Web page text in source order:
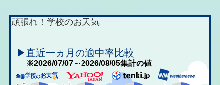
頑張れ！学校のお天気
▶直近一ヵ月の適中率比較
※2026/07/07～2026/08/05集計の値